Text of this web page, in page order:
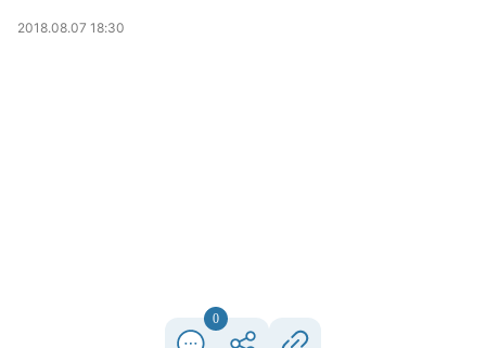
2018.08.07 18:30
0